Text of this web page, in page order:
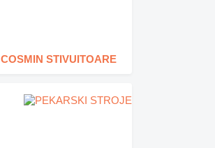
COSMIN STIVUITOARE